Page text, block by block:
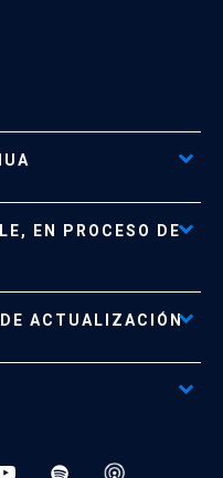
Importante
EN PROCESO DE
file_download
ACTUALIZACIÓN